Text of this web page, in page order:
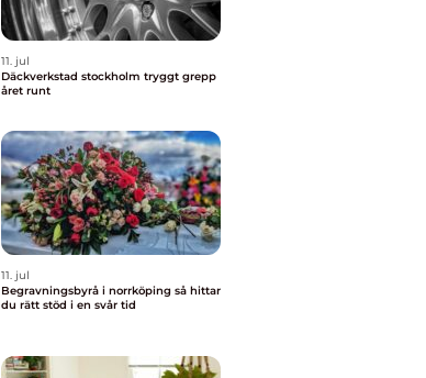
11. jul
Däckverkstad stockholm tryggt grepp
året runt
11. jul
Begravningsbyrå i norrköping så hittar
du rätt stöd i en svår tid